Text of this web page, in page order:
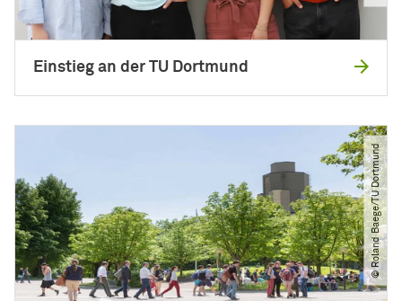
Einstieg an der TU Dortmund
© Roland Baege​/​TU Dortmund